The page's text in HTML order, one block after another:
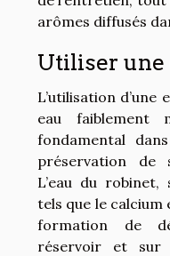
arômes diffusés
Utiliser une
L’utilisation d’une
eau faiblement
fondamental
préservation de
L’eau du
tels que le calcium
formation de
réservoir et sur